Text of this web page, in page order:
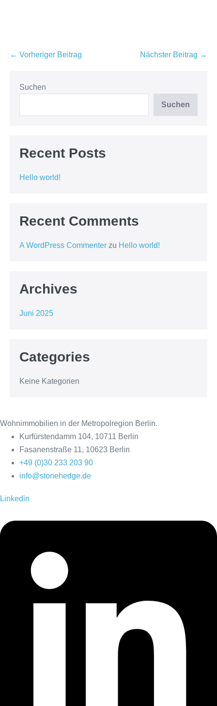
Beitragsnavigation
← Vorheriger Beitrag Nächster Beitrag →
Suchen
Suchen
Recent Posts
Hello world!
Recent Comments
A WordPress Commenter zu Hello world!
Archives
Juni 2025
Categories
Keine Kategorien
Wohnimmobilien in der Metropolregion Berlin.
Kurfürstendamm 104, 10711 Berlin
Fasanenstraße 11, 10623 Berlin
+49 (0)30 233 203 90
info@stonehedge.de
Linkedin